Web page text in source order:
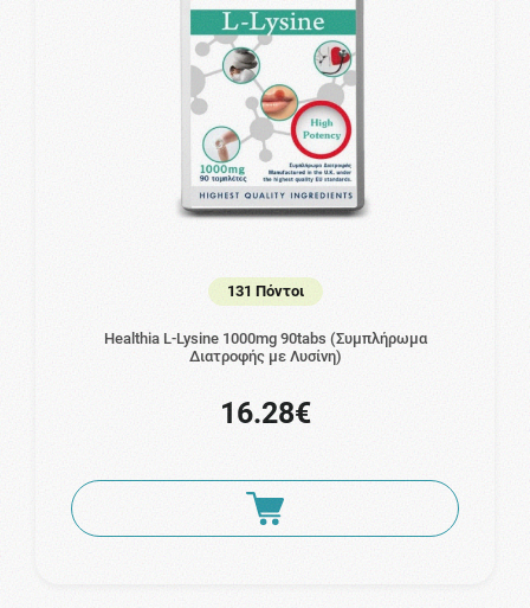
131 Πόντοι
Healthia L-Lysine 1000mg 90tabs (Συμπλήρωμα
Διατροφής με Λυσίνη)
16.28€